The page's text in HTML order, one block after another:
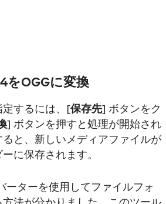
をOGGに変換
するには、[保存先] ボタンをク
] ボタンを押すと処理が開始され
と、新しいメディアファイルが
に保存されます。
ーターを使用してファイルフォ